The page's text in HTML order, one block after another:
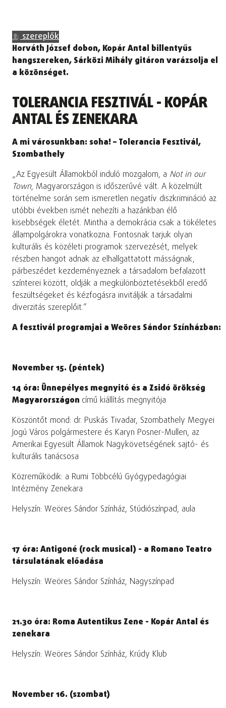
szereplők
Horváth József dobon, Kopár Antal billentyűs
hangszereken, Sárközi Mihály gitáron varázsolja el
a közönséget.
TOLERANCIA FESZTIVÁL - KOPÁR
ANTAL ÉS ZENEKARA
A mi városunkban: soha! – Tolerancia Fesztivál,
Szombathely
„Az Egyesült Államokból induló mozgalom, a Not in our
Town, Magyarországon is időszerűvé vált. A közelmúlt
történelme során sem ismeretlen negatív diszkrimináció az
utóbbi években ismét nehezíti a hazánkban élő
kisebbségek életét. Mintha a demokrácia csak a tökéletes
állampolgárokra vonatkozna. Fontosnak tarjuk olyan
kulturális és közéleti programok szervezését, melyek
részben hangot adnak az elhallgattatott másságnak,
párbeszédet kezdeményeznek a társadalom befalazott
színterei között, oldják a megkülönböztetésekből eredő
feszültségeket és kézfogásra invitálják a társadalmi
diverzitás szereplőit.”
A fesztivál programjai a Weöres Sándor Színházban:
November 15. (péntek)
14 óra: Ünnepélyes megnyitó és a Zsidó örökség
Magyarországon című kiállítás megnyitója
Köszöntőt mond: dr. Puskás Tivadar, Szombathely Megyei
Jogú Város polgármestere és Karyn Posner-Mullen, az
Amerikai Egyesült Államok Nagykövetségének sajtó- és
kulturális tanácsosa
Közreműködik: a Rumi Többcélú Gyógypedagógiai
Intézmény Zenekara
Helyszín: Weöres Sándor Színház, Stúdiószínpad, aula
17 óra: Antigoné (rock musical) - a Romano Teatro
társulatának előadása
Helyszín: Weöres Sándor Színház, Nagyszínpad
21.30 óra: Roma Autentikus Zene - Kopár Antal és
zenekara
Helyszín: Weöres Sándor Színház, Krúdy Klub
November 16. (szombat)